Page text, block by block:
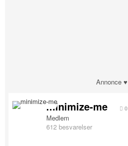
Annonce ♥
minimize-me 0
Medlem
612 besvarelser